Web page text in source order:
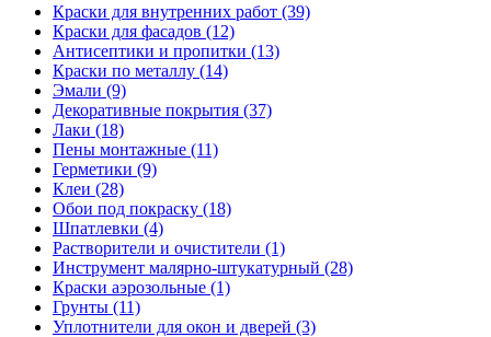
Краски для внутренних работ (39)
Краски для фасадов (12)
Антисептики и пропитки (13)
Краски по металлу (14)
Эмали (9)
Декоративные покрытия (37)
Лаки (18)
Пены монтажные (11)
Герметики (9)
Клеи (28)
Обои под покраску (18)
Шпатлевки (4)
Растворители и очистители (1)
Инструмент малярно-штукатурный (28)
Краски аэрозольные (1)
Грунты (11)
Уплотнители для окон и дверей (3)